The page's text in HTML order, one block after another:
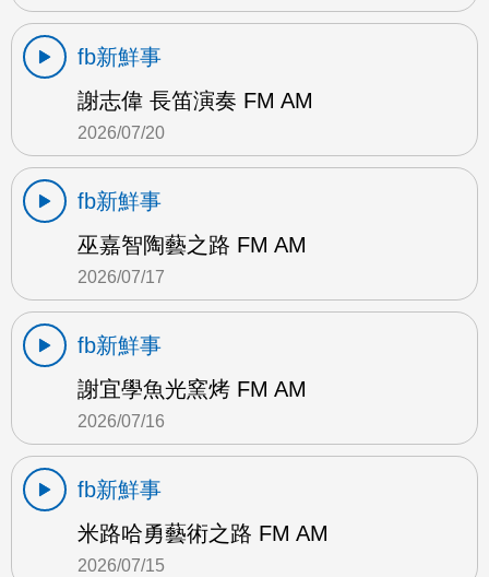
fb新鮮事
謝志偉 長笛演奏 FM AM
2026/07/20
fb新鮮事
巫嘉智陶藝之路 FM AM
2026/07/17
fb新鮮事
謝宜學魚光窯烤 FM AM
2026/07/16
fb新鮮事
米路哈勇藝術之路 FM AM
2026/07/15